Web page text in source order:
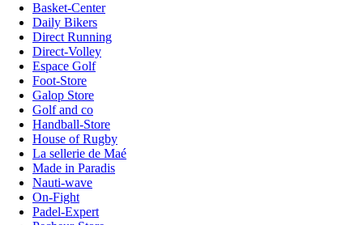
Basket-Center
Daily Bikers
Direct Running
Direct-Volley
Espace Golf
Foot-Store
Galop Store
Golf and co
Handball-Store
House of Rugby
La sellerie de Maé
Made in Paradis
Nauti-wave
On-Fight
Padel-Expert